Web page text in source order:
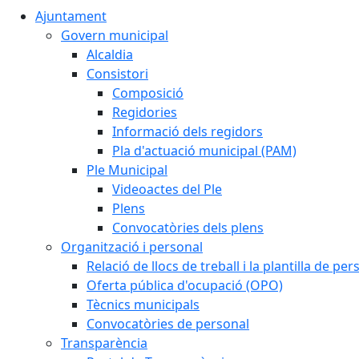
Ajuntament
Govern municipal
Alcaldia
Consistori
Composició
Regidories
Informació dels regidors
Pla d'actuació municipal (PAM)
Ple Municipal
Videoactes del Ple
Plens
Convocatòries dels plens
Organització i personal
Relació de llocs de treball i la plantilla de
Oferta pública d'ocupació (OPO)
Tècnics municipals
Convocatòries de personal
Transparència